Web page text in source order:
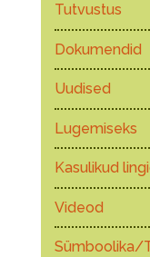
Tutvustus
Dokumendid
Uudised
Lugemiseks
Kasulikud
Videod
Sümboolika/